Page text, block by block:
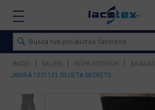
INICIO | MUJER | ROPA INTERIOR | BRAGAS
JANIRA 1031121 SILUETA SECRETS